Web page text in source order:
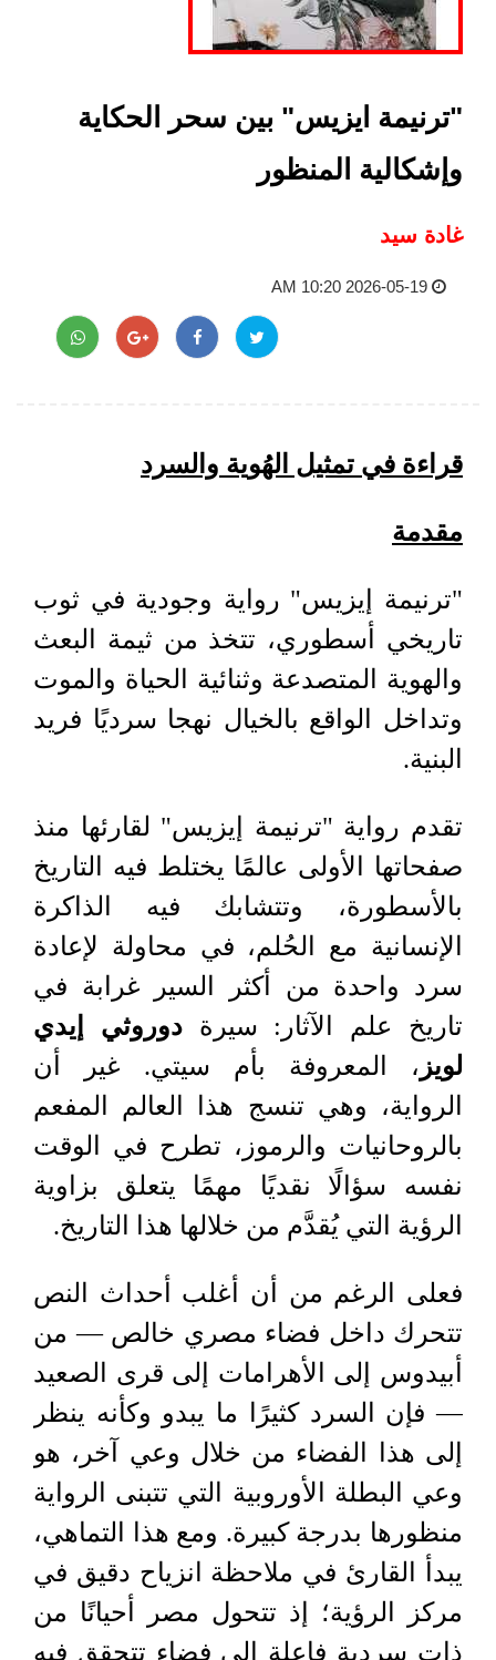
"ترنيمة ايزيس" بين سحر الحكاية
وإشكالية المنظور
غادة سيد
2026-05-19 10:20 AM
قراءة في تمثيل الهُوية والسرد
مقدمة
"ترنيمة إيزيس" رواية وجودية في ثوب
تاريخي أسطوري، تتخذ من ثيمة البعث
والهوية المتصدعة وثنائية الحياة والموت
وتداخل الواقع بالخيال نهجا سرديًا فريد
البنية.
تقدم رواية "ترنيمة إيزيس" لقارئها منذ
صفحاتها الأولى عالمًا يختلط فيه التاريخ
بالأسطورة، وتتشابك فيه الذاكرة
الإنسانية مع الحُلم، في محاولة لإعادة
سرد واحدة من أكثر السير غرابة في
تاريخ علم الآثار: سيرةدوروثي إيدي
لويز ، المعروفة بأم سيتي. غير أن
الرواية، وهي تنسج هذا العالم المفعم
بالروحانيات والرموز، تطرح في الوقت
نفسه سؤالًا نقديًا مهمًا يتعلق بزاوية
الرؤية التي يُقدَّم من خلالها هذا التاريخ.
فعلى الرغم من أن أغلب أحداث النص
تتحرك داخل فضاء مصري خالص — من
أبيدوس إلى الأهرامات إلى قرى الصعيد
— فإن السرد كثيرًا ما يبدو وكأنه ينظر
إلى هذا الفضاء من خلال وعي آخر، هو
وعي البطلة الأوروبية التي تتبنى الرواية
منظورها بدرجة كبيرة. ومع هذا التماهي،
يبدأ القارئ في ملاحظة انزياح دقيق في
مركز الرؤية؛ إذ تتحول مصر أحيانًا من
ذاتٍ سردية فاعلة إلى فضاء تتحقق فيه